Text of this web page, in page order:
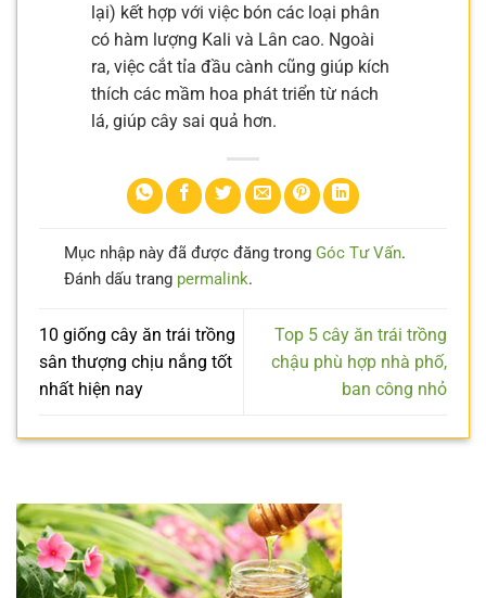
lại) kết hợp với việc bón các loại phân
có hàm lượng Kali và Lân cao. Ngoài
ra, việc cắt tỉa đầu cành cũng giúp kích
thích các mầm hoa phát triển từ nách
lá, giúp cây sai quả hơn.
Mục nhập này đã được đăng trong Góc Tư Vấn.
Đánh dấu trang permalink.
10 giống cây ăn trái trồng
sân thượng chịu nắng tốt
nhất hiện nay
Top 5 cây ăn trái trồng
chậu phù hợp nhà phố,
ban công nhỏ